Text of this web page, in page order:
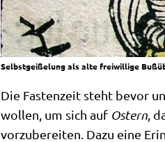
Selbstgeißelung als alte freiwillige
Die Fasten­zeit steht bevor
wol­len, um sich auf Ostern ,
vor­zu­be­rei­ten. Dazu eine